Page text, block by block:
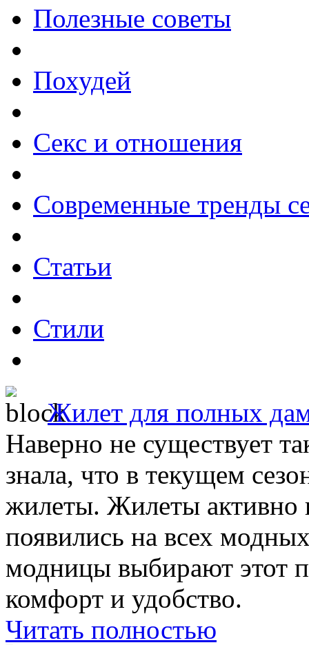
Полезные советы
Похудей
Секс и отношения
Современные тренды
Статьи
Стили
Жилет для полных
Наверно не существует
знала, что в текущем
жилеты. Жилеты активно
появились на всех
модницы выбирают этот
комфорт и удобство.
Читать полностью